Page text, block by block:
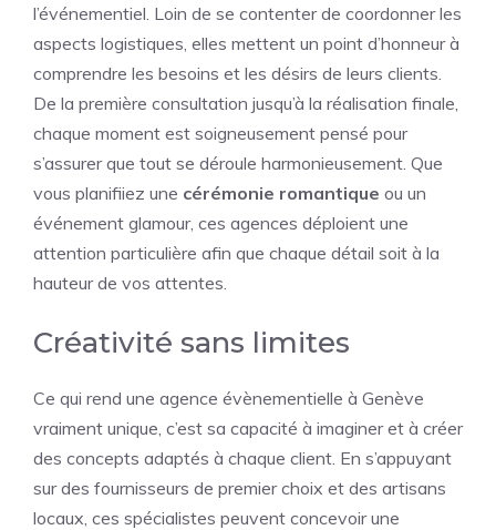
l’événementiel. Loin de se contenter de coordonner les
aspects logistiques, elles mettent un point d’honneur à
comprendre les besoins et les désirs de leurs clients.
De la première consultation jusqu’à la réalisation finale,
chaque moment est soigneusement pensé pour
s’assurer que tout se déroule harmonieusement. Que
vous planifiiez une cérémonie romantique ou un
événement glamour, ces agences déploient une
attention particulière afin que chaque détail soit à la
hauteur de vos attentes.
Créativité sans limites
Ce qui rend une agence évènementielle à Genève
vraiment unique, c’est sa capacité à imaginer et à créer
des concepts adaptés à chaque client. En s’appuyant
sur des fournisseurs de premier choix et des artisans
locaux, ces spécialistes peuvent concevoir une